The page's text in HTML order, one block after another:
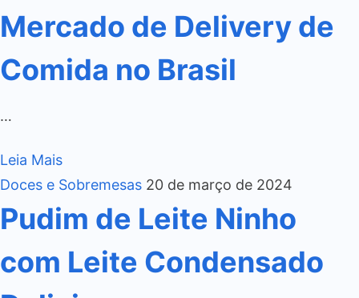
Mercado de Delivery de
Comida no Brasil
…
Leia Mais
Doces e Sobremesas 20 de março de 2024
Pudim de Leite Ninho
com Leite Condensado